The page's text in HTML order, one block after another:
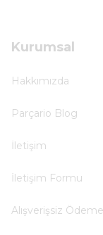
Kurumsal
Hakkımızda
Parçario Blog
İletişim
İletişim Formu
Alışverişsiz